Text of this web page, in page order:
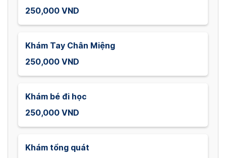
250,000 VND
Khám Tay Chân Miệng
250,000 VND
Khám bé đi học
250,000 VND
Khám tổng quát